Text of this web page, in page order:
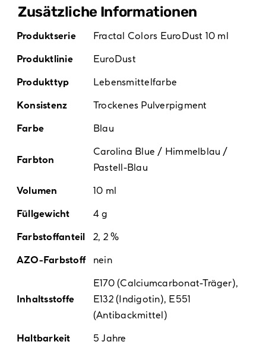
Zusätzliche Informationen
Produktserie
Fractal Colors EuroDust 10 ml
Produktlinie
EuroDust
Produkttyp
Lebensmittelfarbe
Konsistenz
Trockenes Pulverpigment
Farbe
Blau
Farbton
Carolina Blue / Himmelblau /
Pastell-Blau
Volumen
10 ml
Füllgewicht
4 g
Farbstoffanteil
2, 2 %
AZO-Farbstoff
nein
Inhaltsstoffe
E170 (Calciumcarbonat-Träger),
E132 (Indigotin), E551
(Antibackmittel)
Haltbarkeit
5 Jahre